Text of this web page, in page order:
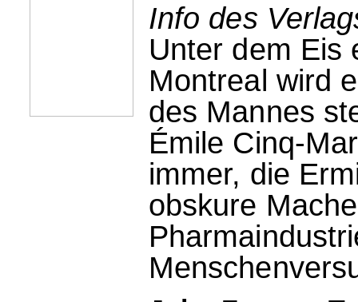
Info des
Unter dem Eis
Montreal wird
des Mannes
Émile Cinq-
immer, die
obskure